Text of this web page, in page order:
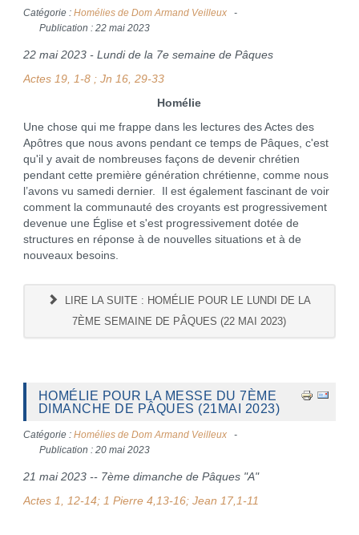
Catégorie : Homélies de Dom Armand Veilleux
Publication : 22 mai 2023
22 mai 2023 - Lundi de la 7e semaine de Pâques
Actes 19, 1-8 ; Jn 16, 29-33
Homélie
Une chose qui me frappe dans les lectures des Actes des
Apôtres que nous avons pendant ce temps de Pâques, c'est
qu'il y avait de nombreuses façons de devenir chrétien
pendant cette première génération chrétienne, comme nous
l’avons vu samedi dernier. Il est également fascinant de voir
comment la communauté des croyants est progressivement
devenue une Église et s'est progressivement dotée de
structures en réponse à de nouvelles situations et à de
nouveaux besoins.
LIRE LA SUITE : HOMÉLIE POUR LE LUNDI DE LA
7ÈME SEMAINE DE PÂQUES (22 MAI 2023)
HOMÉLIE POUR LA MESSE DU 7ÈME
DIMANCHE DE PÂQUES (21MAI 2023)
Catégorie : Homélies de Dom Armand Veilleux
Publication : 20 mai 2023
21 mai 2023 -- 7ème dimanche de Pâques "A"
Actes 1, 12-14; 1 Pierre 4,13-16; Jean 17,1-11